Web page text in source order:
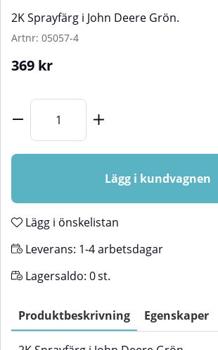
2K Sprayfärg i John Deere Grön.
Artnr: 05057-4
369 kr
Lägg i kundvagnen
Lägg i önskelistan
Leverans: 1-4 arbetsdagar
Lagersaldo: 0st.
Produktbeskrivning Egenskaper